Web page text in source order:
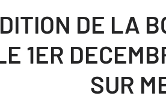
DE LA
1ER
SUR